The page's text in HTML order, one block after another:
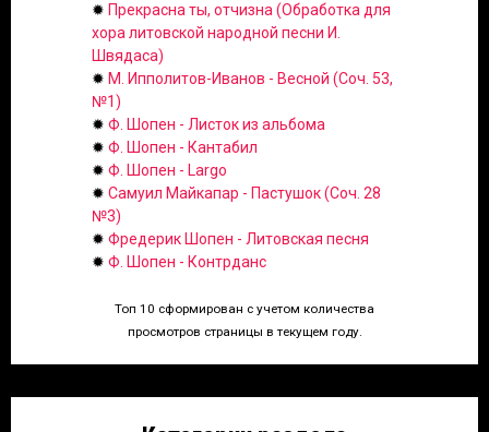
✹ Прекрасна ты, отчизна (Обработка для
хора литовской народной песни И.
Швядаса)
✹ М. Ипполитов-Иванов - Весной (Соч. 53,
№1)
✹ Ф. Шопен - Листок из альбома
✹ Ф. Шопен - Кантабил
✹ Ф. Шопен - Largo
✹ Самуил Майкапар - Пастушок (Соч. 28
№3)
✹ Фредерик Шопен - Литовская песня
✹ Ф. Шопен - Контрданс
Топ 10 сформирован с учетом количества
просмотров страницы в текущем году.